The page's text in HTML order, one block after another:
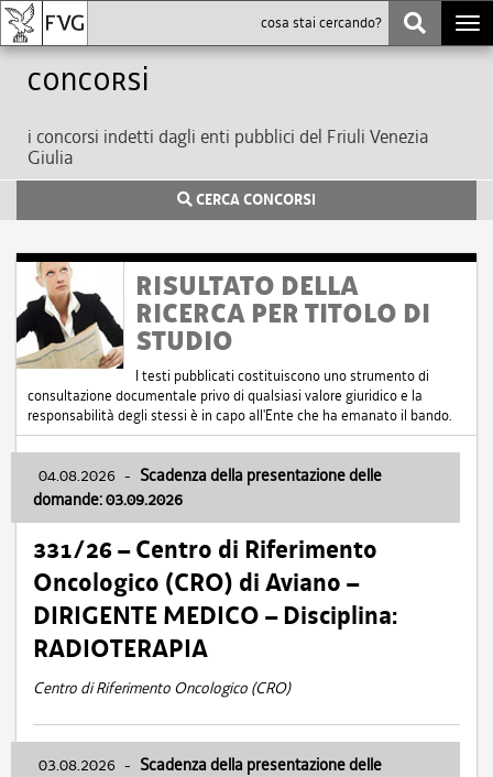
Concorsi
i concorsi indetti dagli enti pubblici del Friuli Venezia
Giulia
CERCA CONCORSI
RISULTATO DELLA
RICERCA PER TITOLO DI
STUDIO
I testi pubblicati costituiscono uno strumento di
consultazione documentale privo di qualsiasi valore giuridico e la
responsabilità degli stessi è in capo all'Ente che ha emanato il bando.
04.08.2026 - Scadenza della presentazione delle
domande: 03.09.2026
331/26 – Centro di Riferimento
Oncologico (CRO) di Aviano –
DIRIGENTE MEDICO – Disciplina:
RADIOTERAPIA
Centro di Riferimento Oncologico (CRO)
03.08.2026 - Scadenza della presentazione delle